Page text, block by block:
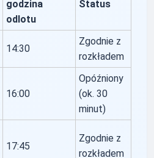
godzina
odlotu
Status
14:30
Zgodnie z
rozkładem
16:00
Opóźniony
(ok. 30
minut)
17:45
Zgodnie z
rozkładem